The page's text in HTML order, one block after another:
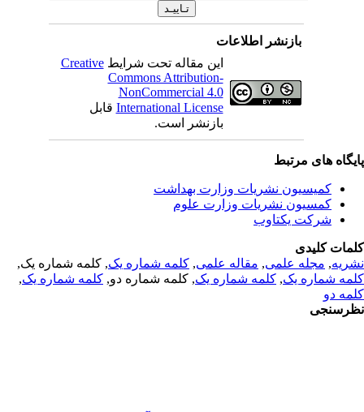
بازنشر اطلاعات
این مقاله تحت شرایطCreative
Commons Attribution-
NonCommercial 4.0
International Licenseقابل
بازنشر است.
های مرتبط
کمیسیون نشریات وزارت بهداشت
کمسیون نشریات وزارت علوم
شرکت یکتاوب
کلیدی
,مجله علمی, مقاله علمی, کلمه شماره یک, کلمه شماره یک,
شماره یک,کلمه شماره یک, کلمه شماره دو,کلمه شماره یک,
دو